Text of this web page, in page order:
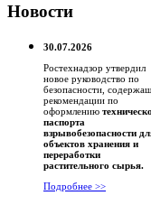
Новости
30.07.2026
Ростехнадзор утвердил
новое руководство по
безопасности,
рекомендации по
оформлению
паспорта
взрывобезопасности
объектов хранения и
переработки
растительного сырья.
Подробнее >>